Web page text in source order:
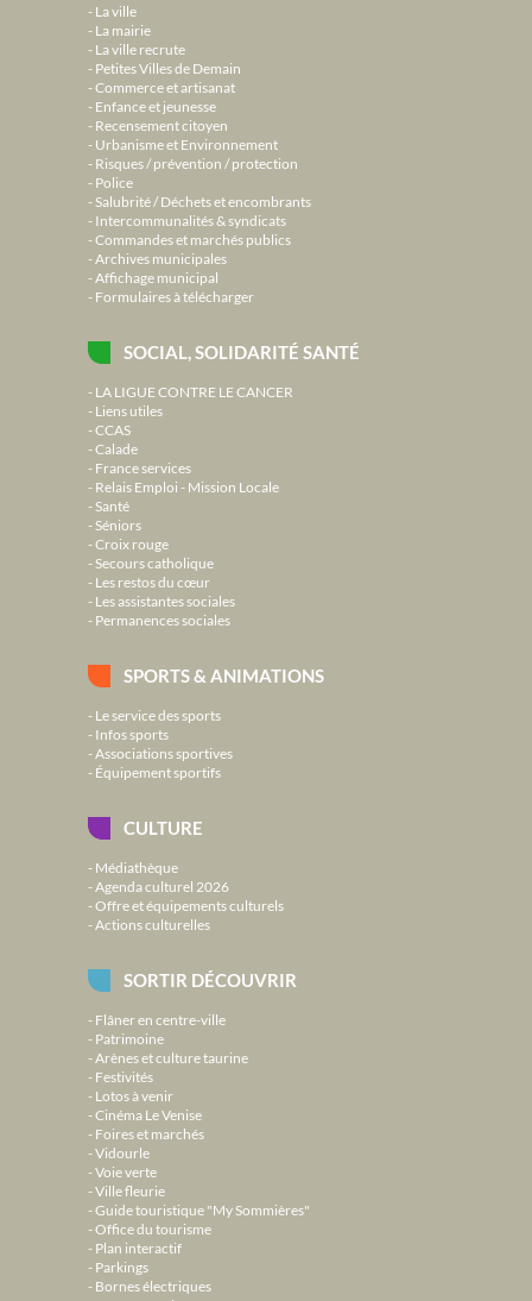
La ville
La mairie
La ville recrute
Petites Villes de Demain
Commerce et artisanat
Enfance et jeunesse
Recensement citoyen
Urbanisme et Environnement
Risques / prévention / protection
Police
Salubrité / Déchets et encombrants
Intercommunalités & syndicats
Commandes et marchés publics
Archives municipales
Affichage municipal
Formulaires à télécharger
SOCIAL, SOLIDARITÉ SANTÉ
LA LIGUE CONTRE LE CANCER
Liens utiles
CCAS
Calade
France services
Relais Emploi - Mission Locale
Santé
Séniors
Croix rouge
Secours catholique
Les restos du cœur
Les assistantes sociales
Permanences sociales
SPORTS & ANIMATIONS
Le service des sports
Infos sports
Associations sportives
Équipement sportifs
CULTURE
Médiathèque
Agenda culturel 2026
Offre et équipements culturels
Actions culturelles
SORTIR DÉCOUVRIR
Flâner en centre-ville
Patrimoine
Arènes et culture taurine
Festivités
Lotos à venir
Cinéma Le Venise
Foires et marchés
Vidourle
Voie verte
Ville fleurie
Guide touristique "My Sommières"
Office du tourisme
Plan interactif
Parkings
Bornes électriques